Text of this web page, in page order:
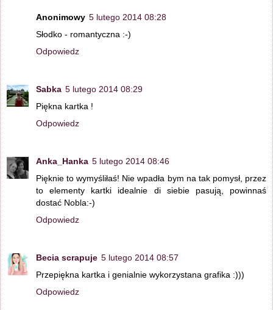
Anonimowy 5 lutego 2014 08:28
Słodko - romantyczna :-)
Odpowiedz
Sabka 5 lutego 2014 08:29
Piękna kartka !
Odpowiedz
Anka_Hanka 5 lutego 2014 08:46
Pięknie to wymyśliłaś! Nie wpadła bym na tak pomysł, przez
to elementy kartki idealnie di siebie pasują, powinnaś
dostać Nobla:-)
Odpowiedz
Becia scrapuje 5 lutego 2014 08:57
Przepiękna kartka i genialnie wykorzystana grafika :)))
Odpowiedz